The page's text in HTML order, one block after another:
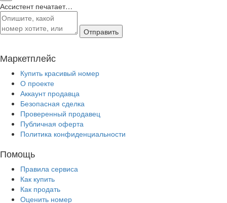
Ассистент печатает…
Отправить
Маркетплейс
Купить красивый номер
О проекте
Аккаунт продавца
Безопасная сделка
Проверенный продавец
Публичная оферта
Политика конфиденциальности
Помощь
Правила сервиса
Как купить
Как продать
Оценить номер